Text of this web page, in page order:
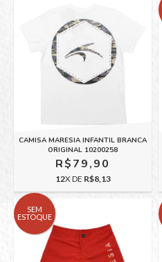
CAMISA MARESIA INFANTIL BRANCA
ORIGINAL 10200258
R$79,90
12X DE R$8,13
SEM
ESTOQUE